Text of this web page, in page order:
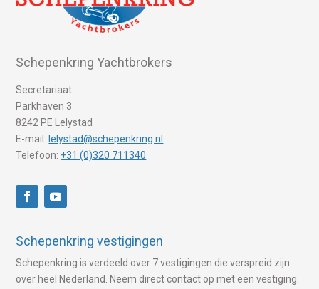
Schepenkring Yachtbrokers
Secretariaat
Parkhaven 3
8242 PE Lelystad
E-mail: lelystad@schepenkring.nl
Telefoon: +31 (0)320 711340
Schepenkring vestigingen
Schepenkring is verdeeld over 7 vestigingen die verspreid zijn
over heel Nederland. Neem direct contact op met een vestiging.